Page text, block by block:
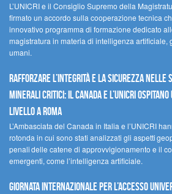
L’UNICRI e il Consiglio Supremo della
firmato un accordo sulla cooperazione tecnica
innovativo programma di formazione dedicato
magistratura in materia di intelligenza artificiale,
umani.
Rafforzare l’integrità e la sicurezza nelle
minerali critici: il Canada e l’UNICRI
livello a Roma
L’Ambasciata del Canada in Italia e l’UNICRI
rotonda in cui sono stati analizzati gli aspetti
penali delle catene di approvvigionamento e il
emergenti, come l’intelligenza artificiale.
Giornata internazionale per l’accesso